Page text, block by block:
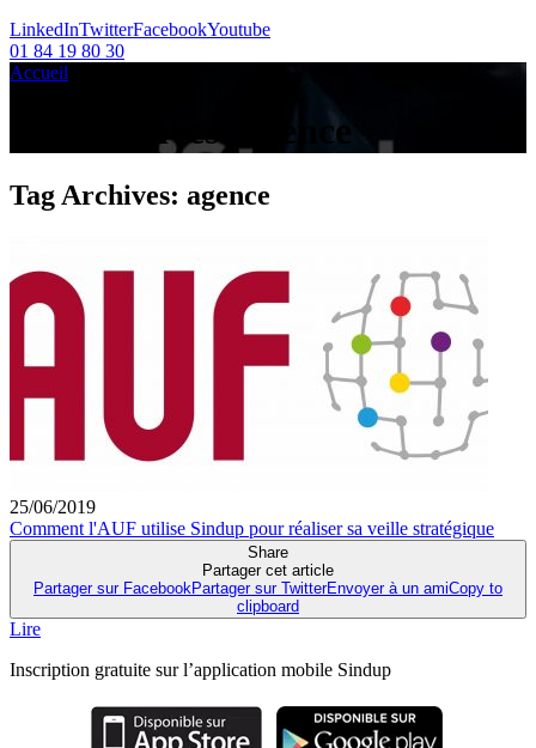
LinkedInTwitterFacebookYoutube
01 84 19 80 30
Accueil
Tag Archives: agence
Tag Archives: agence
25/06/2019
Comment l'AUF utilise Sindup pour réaliser sa veille stratégique
Share
Partager cet article
Partager sur Facebook Partager sur TwitterEnvoyer à un amiCopy to
clipboard
Lire
Inscription gratuite sur l’application mobile Sindup